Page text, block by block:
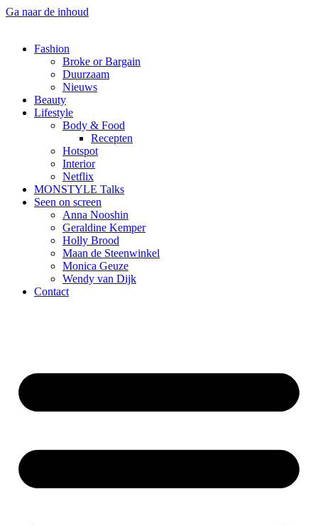
Ga naar de inhoud
Fashion
Broke or Bargain
Duurzaam
Nieuws
Beauty
Lifestyle
Body & Food
Recepten
Hotspot
Interior
Netflix
MONSTYLE Talks
Seen on screen
Anna Nooshin
Geraldine Kemper
Holly Brood
Maan de Steenwinkel
Monica Geuze
Wendy van Dijk
Contact